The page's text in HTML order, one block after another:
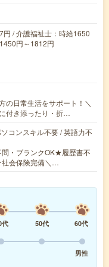
/ 介護福祉士：時給1650
円～1812円
の日常生活をサポート！＼
付き添ったり・折…
コンスキル不要 / 英語力不
・ブランクOK★履歴書不
会保険完備＼…
代 50代
60代
男性